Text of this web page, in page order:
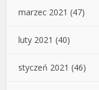
marzec 2021 (47)
luty 2021 (40)
styczeń 2021 (46)